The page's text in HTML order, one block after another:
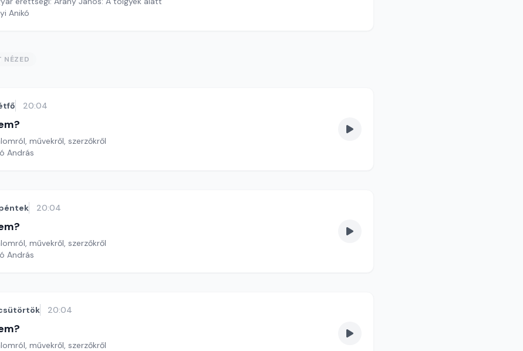
Anikó
NÉZED
20:04
művekről, szerzőkről
András
20:04
művekről, szerzőkről
András
20:04
művekről, szerzőkről